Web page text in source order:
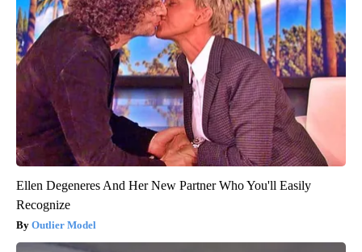
Ellen Degeneres And Her New Partner Who You'll Easily
Recognize
Outlier Model